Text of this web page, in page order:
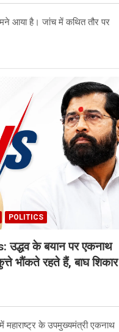
आया है। जांच में कथित तौर पर
POLITICS
के बयान पर एकनाथ
भौंकते रहते हैं, बाघ शिकार
महाराष्ट्र के उपमुख्यमंत्री एकनाथ